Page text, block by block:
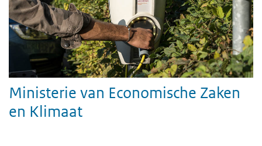
Ministerie van Economische Zaken
en Klimaat